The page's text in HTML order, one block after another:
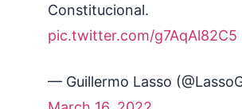
Constitucional.
pic.twitter.com/g7AqAl82C5
— Guillermo Lasso